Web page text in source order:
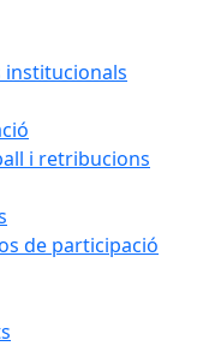
institucionals
i retribucions
de participació